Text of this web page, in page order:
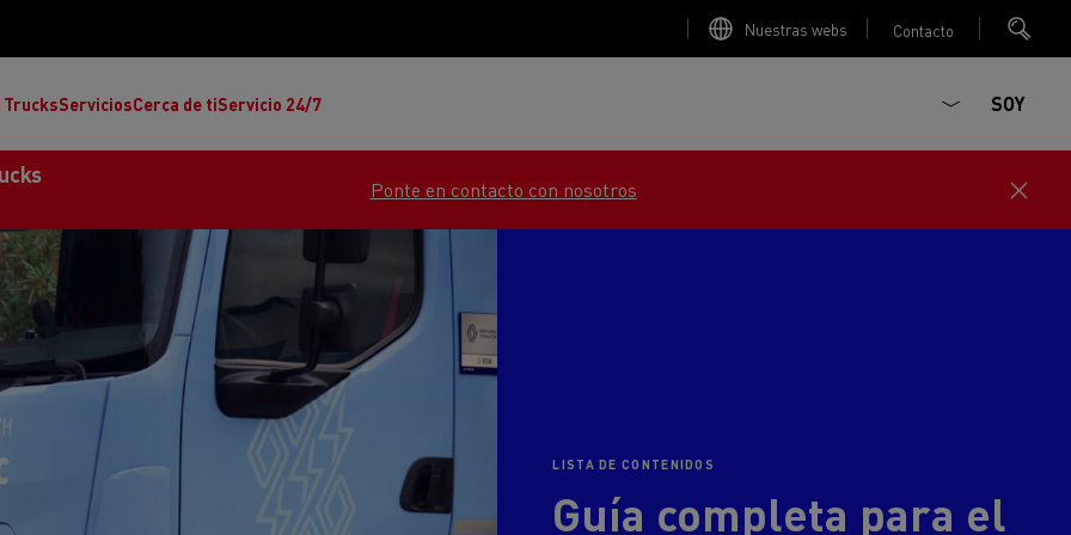
Nuestras webs Contacto
Trucks E-Tech T Renault Trucks E-Tech C
Red Edition
Trucks
T-P Road
Servicios
- Confort Accesorios - Diseño
Cerca de ti
Reclamaciones
Noticias
Únete a la Familia de Renault Trucks
Servicio 24/7 SOY
Ponte en contacto con nosotros
LISTA DE CONTENIDOS
Guía completa para el